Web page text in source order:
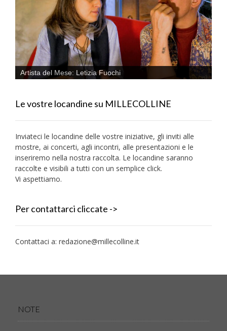
Artista del Mese: Letizia Fuochi
Le vostre locandine su MILLECOLLINE
Inviateci le locandine delle vostre iniziative, gli inviti alle
mostre, ai concerti, agli incontri, alle presentazioni e le
inseriremo nella nostra raccolta. Le locandine saranno
raccolte e visibili a tutti con un semplice click.
Vi aspettiamo.
Per contattarci cliccate ->
Contattaci a: redazione@millecolline.it
NOTE